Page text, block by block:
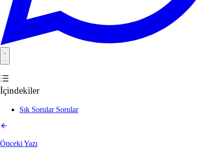
İçindekiler
Sık Sorular Sorular
Önceki Yazı